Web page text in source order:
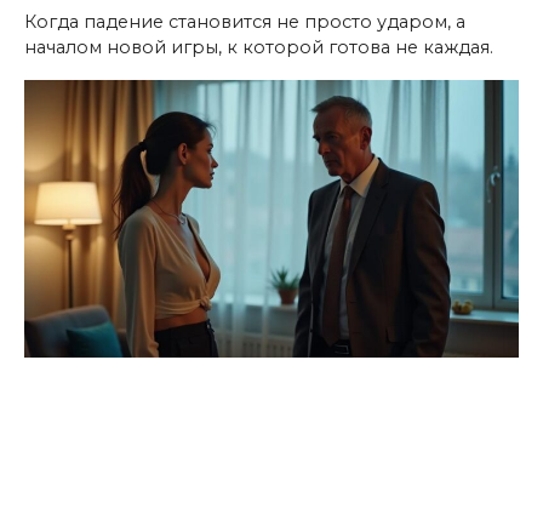
Когда падение становится не просто ударом, а
началом новой игры, к которой готова не каждая.